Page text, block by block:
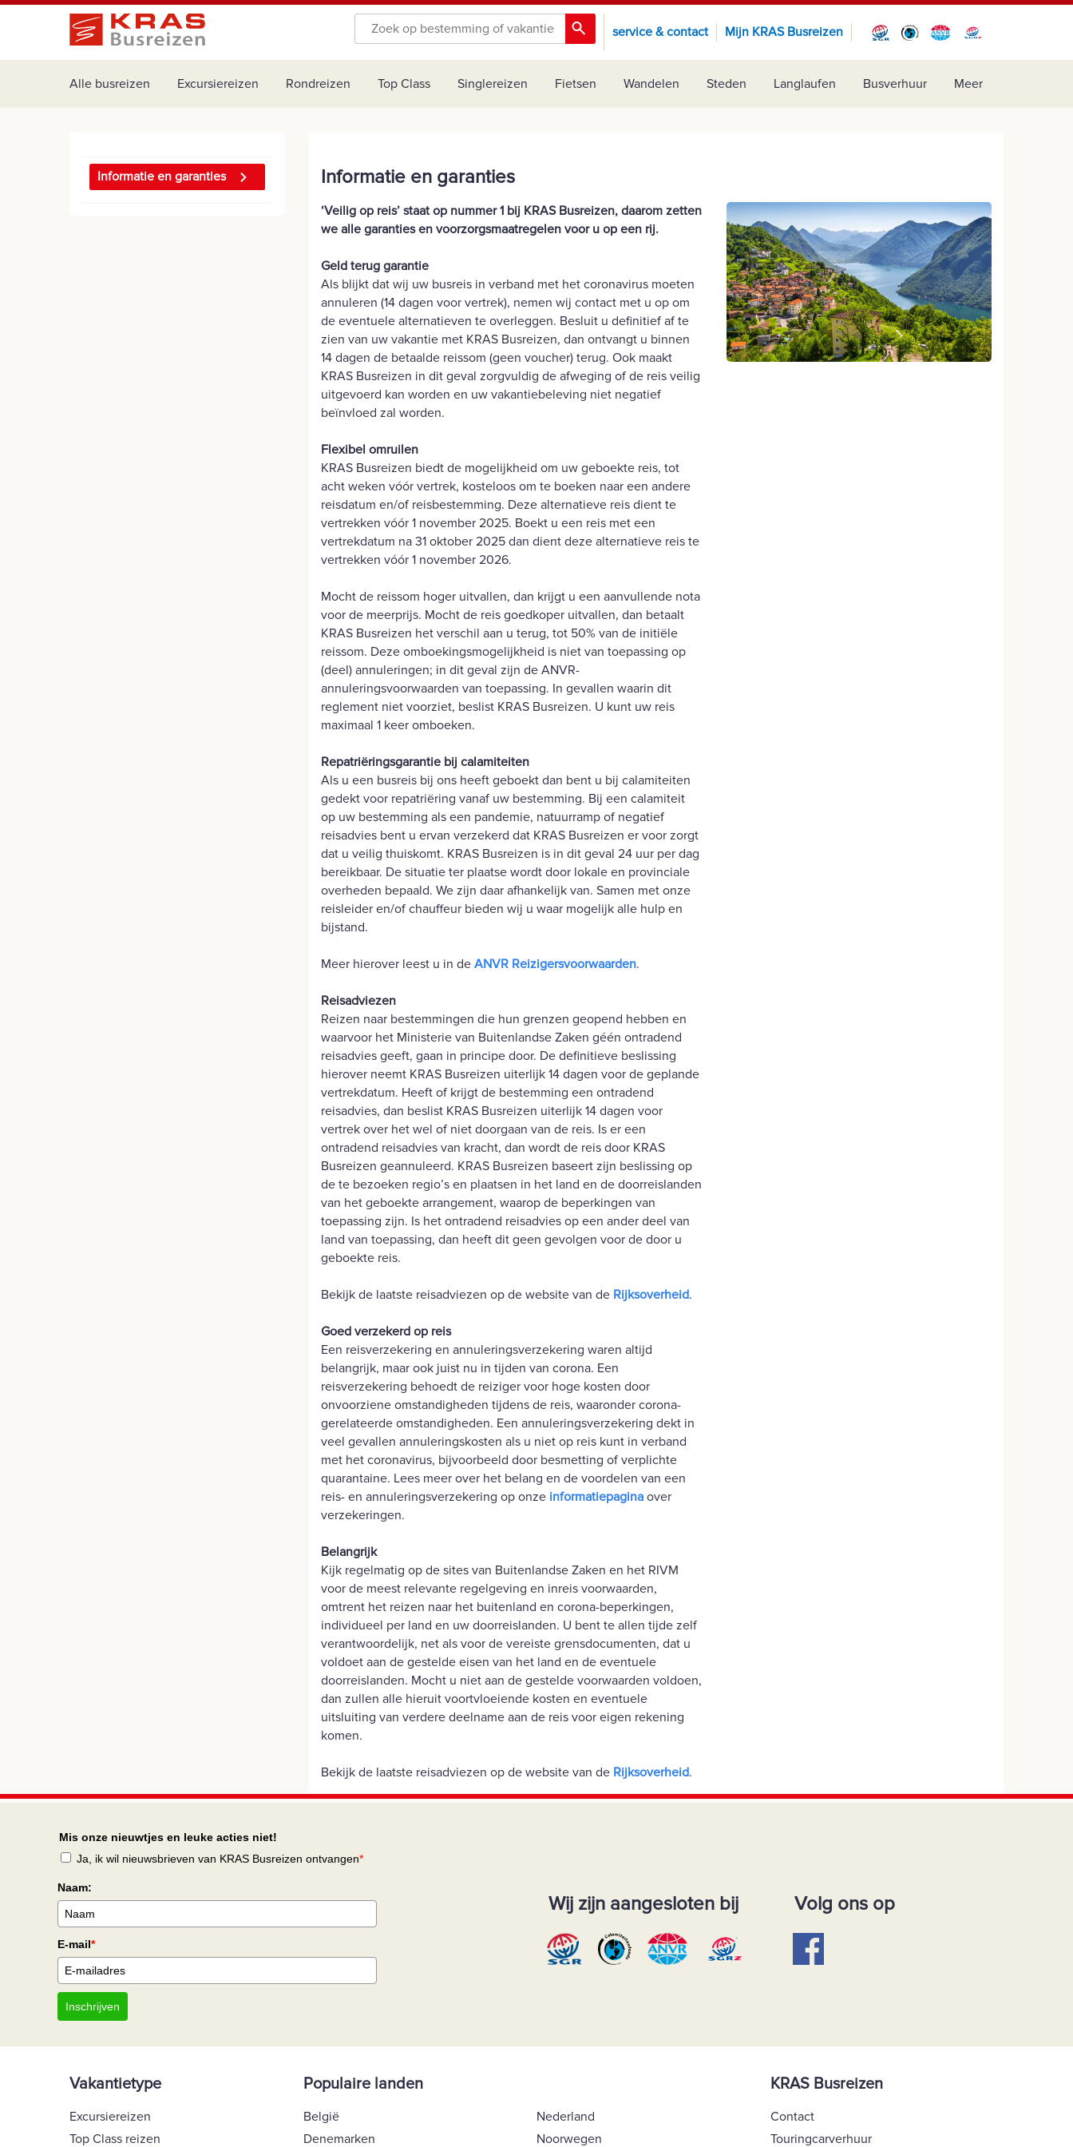
service & contact Mijn KRAS Busreizen
Alle busreizen Excursiereizen Rondreizen Top Class Singlereizen Fietsen Wandelen Steden Langlaufen Busverhuur Meer
Informatie en garanties Informatie en garanties
‘Veilig op reis’ staat op nummer 1 bij KRAS Busreizen, daarom zetten
we alle garanties en voorzorgsmaatregelen voor u op een rij.
Geld terug garantie
Als blijkt dat wij uw busreis in verband met het coronavirus moeten
annuleren (14 dagen voor vertrek), nemen wij contact met u op om
de eventuele alternatieven te overleggen. Besluit u definitief af te
zien van uw vakantie met KRAS Busreizen, dan ontvangt u binnen
14 dagen de betaalde reissom (geen voucher) terug. Ook maakt
KRAS Busreizen in dit geval zorgvuldig de afweging of de reis veilig
uitgevoerd kan worden en uw vakantiebeleving niet negatief
beïnvloed zal worden.
Flexibel omruilen
KRAS Busreizen biedt de mogelijkheid om uw geboekte reis, tot
acht weken vóór vertrek, kosteloos om te boeken naar een andere
reisdatum en/of reisbestemming. Deze alternatieve reis dient te
vertrekken vóór 1 november 2025. Boekt u een reis met een
vertrekdatum na 31 oktober 2025 dan dient deze alternatieve reis te
vertrekken vóór 1 november 2026.
Mocht de reissom hoger uitvallen, dan krijgt u een aanvullende nota
voor de meerprijs. Mocht de reis goedkoper uitvallen, dan betaalt
KRAS Busreizen het verschil aan u terug, tot 50% van de initiële
reissom. Deze omboekingsmogelijkheid is niet van toepassing op
(deel) annuleringen; in dit geval zijn de ANVR-
annuleringsvoorwaarden van toepassing. In gevallen waarin dit
reglement niet voorziet, beslist KRAS Busreizen. U kunt uw reis
maximaal 1 keer omboeken.
Repatriëringsgarantie bij calamiteiten
Als u een busreis bij ons heeft geboekt dan bent u bij calamiteiten
gedekt voor repatriëring vanaf uw bestemming. Bij een calamiteit
op uw bestemming als een pandemie, natuurramp of negatief
reisadvies bent u ervan verzekerd dat KRAS Busreizen er voor zorgt
dat u veilig thuiskomt. KRAS Busreizen is in dit geval 24 uur per dag
bereikbaar. De situatie ter plaatse wordt door lokale en provinciale
overheden bepaald. We zijn daar afhankelijk van. Samen met onze
reisleider en/of chauffeur bieden wij u waar mogelijk alle hulp en
bijstand.
Meer hierover leest u in de ANVR Reizigersvoorwaarden.
Reisadviezen
Reizen naar bestemmingen die hun grenzen geopend hebben en
waarvoor het Ministerie van Buitenlandse Zaken géén ontradend
reisadvies geeft, gaan in principe door. De definitieve beslissing
hierover neemt KRAS Busreizen uiterlijk 14 dagen voor de geplande
vertrekdatum. Heeft of krijgt de bestemming een ontradend
reisadvies, dan beslist KRAS Busreizen uiterlijk 14 dagen voor
vertrek over het wel of niet doorgaan van de reis. Is er een
ontradend reisadvies van kracht, dan wordt de reis door KRAS
Busreizen geannuleerd. KRAS Busreizen baseert zijn beslissing op
de te bezoeken regio’s en plaatsen in het land en de doorreislanden
van het geboekte arrangement, waarop de beperkingen van
toepassing zijn. Is het ontradend reisadvies op een ander deel van
land van toepassing, dan heeft dit geen gevolgen voor de door u
geboekte reis.
Bekijk de laatste reisadviezen op de website van de Rijksoverheid.
Goed verzekerd op reis
Een reisverzekering en annuleringsverzekering waren altijd
belangrijk, maar ook juist nu in tijden van corona. Een
reisverzekering behoedt de reiziger voor hoge kosten door
onvoorziene omstandigheden tijdens de reis, waaronder corona-
gerelateerde omstandigheden. Een annuleringsverzekering dekt in
veel gevallen annuleringskosten als u niet op reis kunt in verband
met het coronavirus, bijvoorbeeld door besmetting of verplichte
quarantaine. Lees meer over het belang en de voordelen van een
reis- en annuleringsverzekering op onze informatiepagina over
verzekeringen.
Belangrijk
Kijk regelmatig op de sites van Buitenlandse Zaken en het RIVM
voor de meest relevante regelgeving en inreis voorwaarden,
omtrent het reizen naar het buitenland en corona-beperkingen,
individueel per land en uw doorreislanden. U bent te allen tijde zelf
verantwoordelijk, net als voor de vereiste grensdocumenten, dat u
voldoet aan de gestelde eisen van het land en de eventuele
doorreislanden. Mocht u niet aan de gestelde voorwaarden voldoen,
dan zullen alle hieruit voortvloeiende kosten en eventuele
uitsluiting van verdere deelname aan de reis voor eigen rekening
komen.
Bekijk de laatste reisadviezen op de website van de Rijksoverheid.
Mis onze nieuwtjes en leuke acties niet!
Ja, ik wil nieuwsbrieven van KRAS Busreizen ontvangen*
Naam:
E-mail*
Inschrijven
Wij zijn aangesloten bij Volg ons op
Vakantietype
Excursiereizen
Top Class reizen
Populaire landen
België
Denemarken
Nederland
Noorwegen
KRAS Busreizen
Contact
Touringcarverhuur